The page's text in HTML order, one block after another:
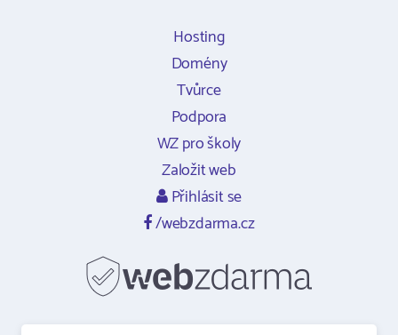
Hosting
Domény
Tvůrce
Podpora
WZ pro školy
Založit web
Přihlásit se
/webzdarma.cz